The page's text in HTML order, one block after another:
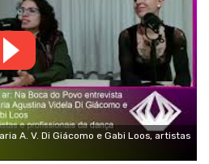
A. V. Di Giácomo e Gabi Loos, artistas